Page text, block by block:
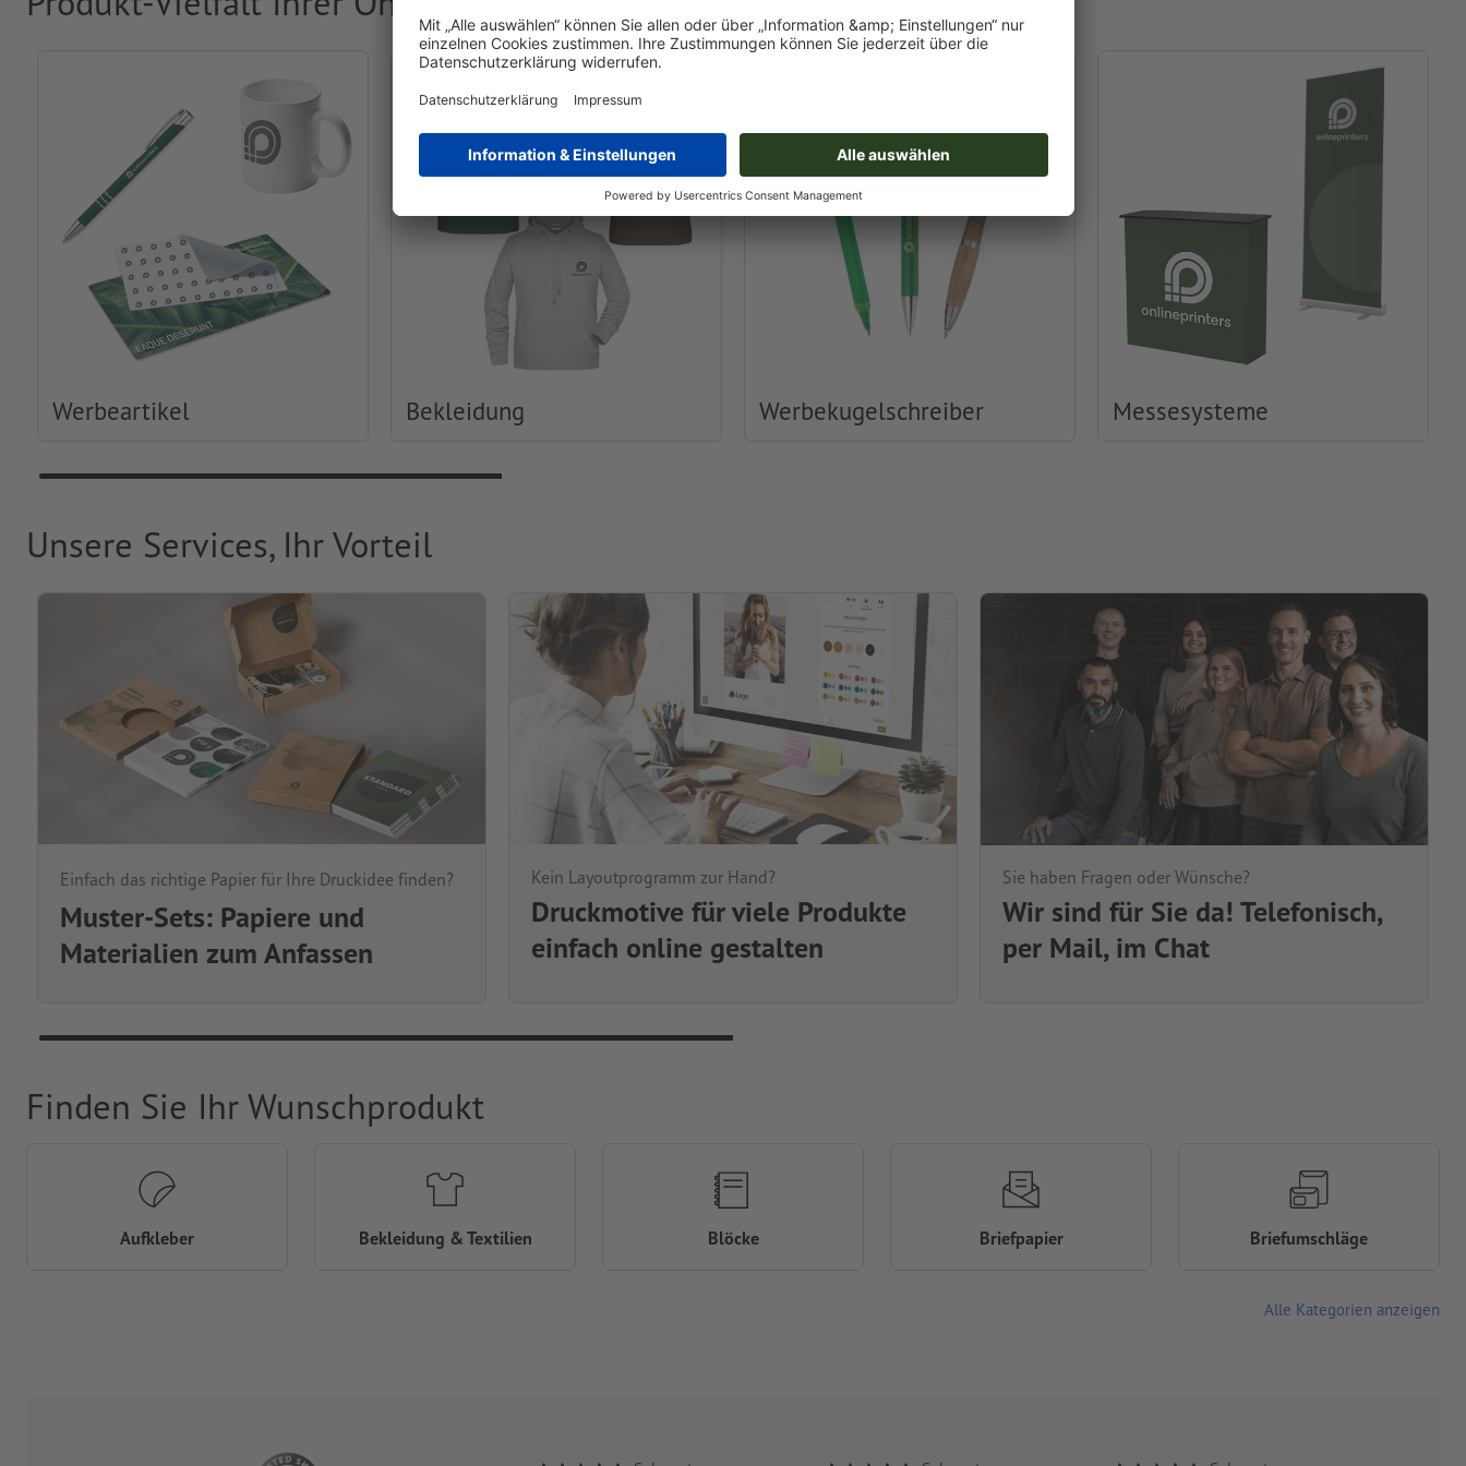
Werbeartikel Bekleidung Werbekugelschreiber Messesysteme
Unsere Services, Ihr Vorteil
Einfach das richtige Papier für Ihre Druckidee finden?
Muster-Sets: Papiere und
Materialien zum Anfassen
Kein Layoutprogramm zur Hand?
Druckmotive für viele Produkte
einfach online gestalten
Sie haben Fragen oder Wünsche?
Wir sind für Sie da! Telefonisch,
per Mail, im Chat
Finden Sie Ihr Wunschprodukt
Aufkleber Bekleidung & Textilien Blöcke Briefpapier Briefumschläge
Alle Kategorien anzeigen